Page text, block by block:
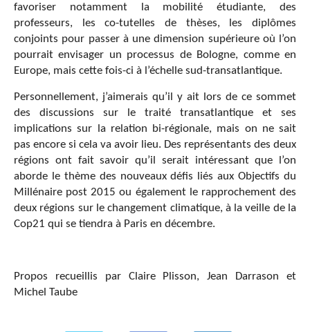
favoriser notamment la mobilité étudiante, des
professeurs, les co-tutelles de thèses, les diplômes
conjoints pour passer à une dimension supérieure où l’on
pourrait envisager un processus de Bologne, comme en
Europe, mais cette fois-ci à l’échelle sud-transatlantique.
Personnellement, j’aimerais qu’il y ait lors de ce sommet
des discussions sur le traité transatlantique et ses
implications sur la relation bi-régionale, mais on ne sait
pas encore si cela va avoir lieu. Des représentants des deux
régions ont fait savoir qu’il serait intéressant que l’on
aborde le thème des nouveaux défis liés aux Objectifs du
Millénaire post 2015 ou également le rapprochement des
deux régions sur le changement climatique, à la veille de la
Cop21 qui se tiendra à Paris en décembre.
Propos recueillis par Claire Plisson, Jean Darrason et
Michel Taube